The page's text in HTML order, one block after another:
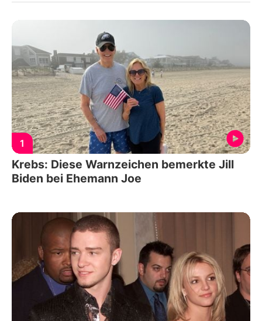
1
Krebs: Diese Warnzeichen bemerkte Jill
Biden bei Ehemann Joe